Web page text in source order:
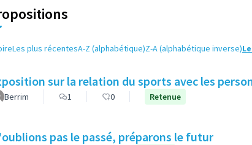
Les plus récentesA-Z (alphabétique)Z-A (alphabétique inverse)
sur la relation du sports avec les
Berrim 1 0 Retenue
N'oublions pas le passé, préparons le futur